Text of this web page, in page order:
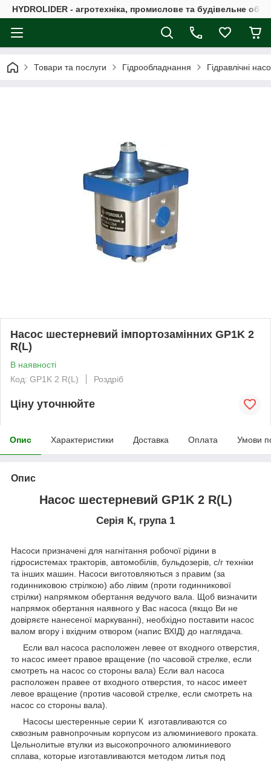
HYDROLIDER - агротехніка, промислове та будівельне
Товари та послуги Гідрообладнання Гідравлічні
Насос шестерневий імпортозамінних GP1K 2
R(L)
В наявності
Код: GP1K 2 R(L)
Роздріб
Ціну уточнюйте
Опис Характеристики Доставка Оплата Умови
Опис
Насос шестерневий GP1K 2 R(L)
Серія К, група 1
Насоси призначені для нагнітання робочої рідини в
гідросистемах тракторів, автомобілів, бульдозерів, с/г техніки
та інших машин. Насоси виготовляються з правим (за
годинниковою стрілкою) або лівим (проти годинникової
стрілки) напрямком обертання ведучого вала. Щоб визначити
напрямок обертання наявного у Вас насоса (якщо Ви не
довіряєте нанесеної маркуванні), необхідно поставити насос
валом вгору і вхідним отвором (напис ВХІД) до наглядача.
Если вал насоса расположен левее от входного отверстия,
то насос имеет правое вращение (по часовой cтрелке, если
смотреть на насос со стороны вала) Если вал насоса
расположен правее от входного отверстия, то насос имеет
левое вращение (против часовой стрелке, если смотреть на
насос со стороны вала).
Насосы шестеренные серии К изготавливаются со
сквозным равнопрочным корпусом из алюминиевого проката.
Цельнолитые втулки из высокопрочного алюминиевого
сплава, которые изготавливаются методом литья под